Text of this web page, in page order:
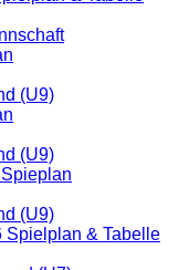
(U9)
(U9)
(U9)
Spielplan & Tabelle